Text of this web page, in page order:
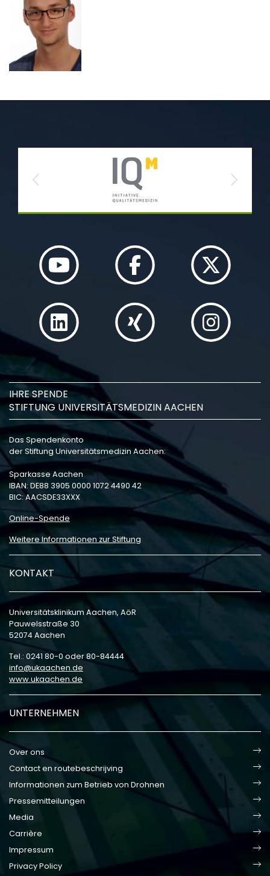
Previous Next
IHRE SPENDE
STIFTUNG UNIVERSITÄTSMEDIZIN AACHEN
Das Spendenkonto
der Stiftung Universitätsmedizin Aachen:
Sparkasse Aachen
IBAN: DE88 3905 0000 1072 4490 42
BIC: AACSDE33XXX
Online-Spende
Weitere Informationen zur Stiftung
KONTAKT
Universitätsklinikum Aachen, AöR
Pauwelsstraße 30
52074 Aachen
Tel.: 0241 80-0 oder 80-84444
info
ukaachen de
www.ukaachen.de
UNTERNEHMEN
Over ons
Contact en routebeschrijving
Informationen zum Betrieb von Drohnen
Pressemitteilungen
Media
Carrière
Impressum
Privacy Policy